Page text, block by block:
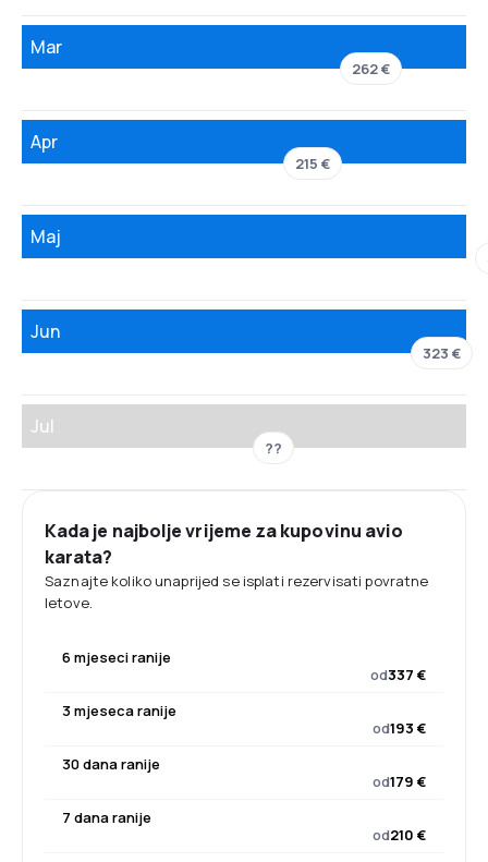
Mar
262 €
Apr
215 €
Maj
Jun
323 €
Jul
??
Kada je najbolje vrijeme za kupovinu avio
karata?
Saznajte koliko unaprijed se isplati rezervisati povratne
letove.
6 mjeseci ranije
od337 €
3 mjeseca ranije
od193 €
30 dana ranije
od179 €
7 dana ranije
od210 €